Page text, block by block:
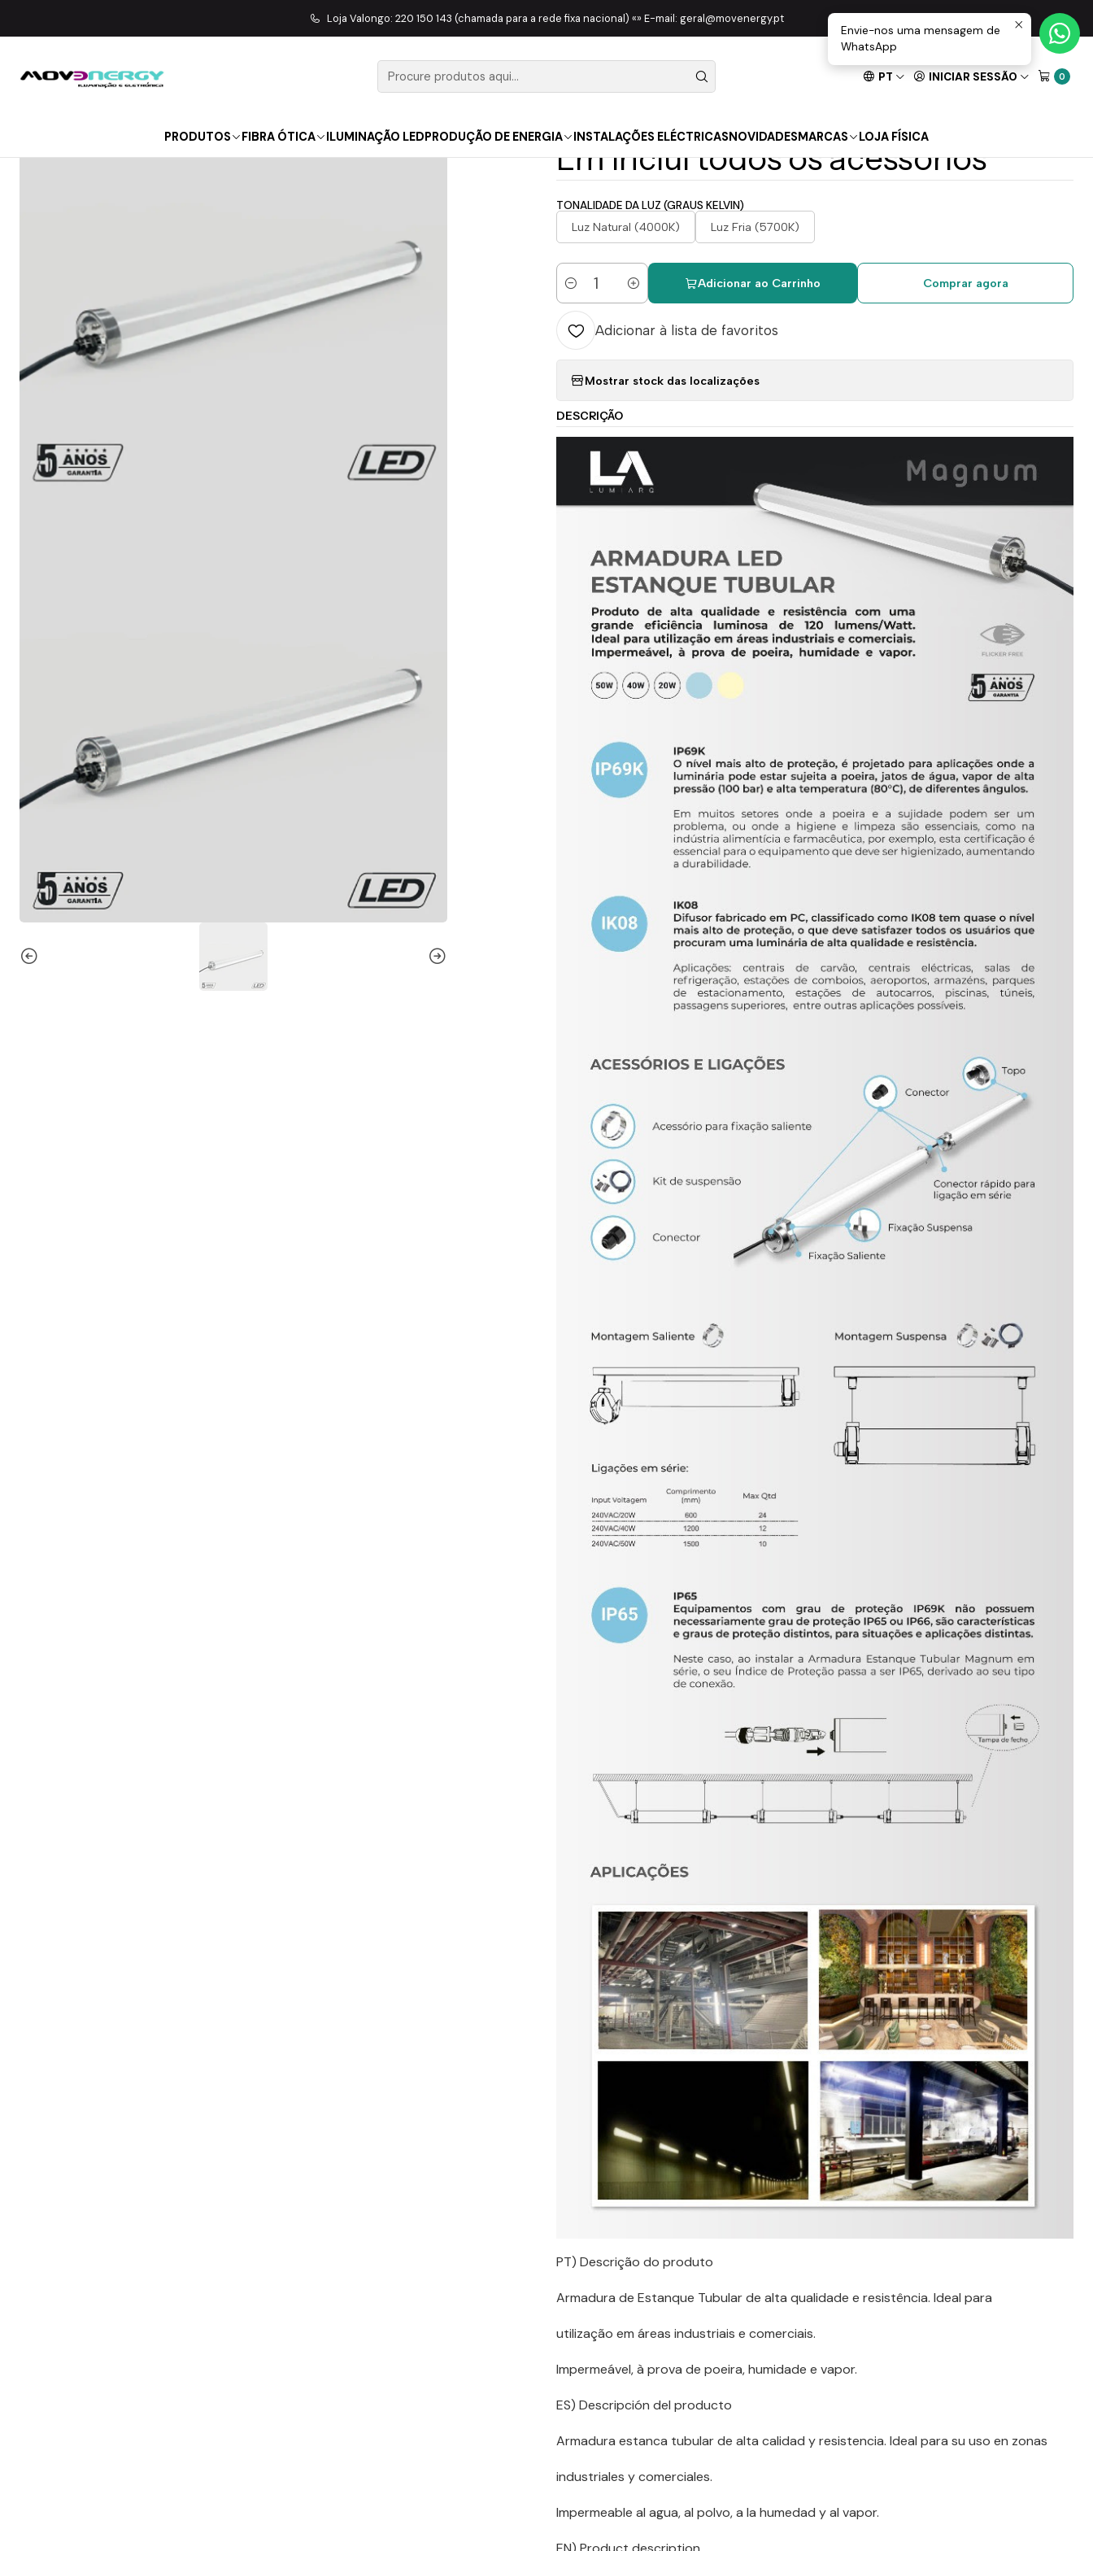
PT INICIAR SESSÃO 0
PRODUTOS FIBRA ÓTICA ILUMINAÇÃO LEDPRODUÇÃO DE ENERGIA INSTALAÇÕES ELÉCTRICASNOVIDADESMARCAS LOJA FÍSICA
Loja Valongo: 220 150 143 (chamada para a rede fixa nacional) «» E-mail: geral@movenergy.pt
ILUMINAÇÃO LED Armadura Estanque Tubular Magnum 40W 120cm IP69K 4800 Lm inclui todos os acessórios
Armadura Estanque Tubular
Magnum 40W 120cm IP69K 4800
Lm inclui todos os acessórios
TONALIDADE DA LUZ (GRAUS KELVIN)
Luz Natural (4000K) Luz Fria (5700K)
Quantidade
Adicionar ao Carrinho Comprar agora
Adicionar à lista de favoritos
Mostrar stock das localizações
DESCRIÇÃO
PT) Descrição do produto
Armadura de Estanque Tubular de alta qualidade e resistência. Ideal para
utilização em áreas industriais e comerciais.
Impermeável, à prova de poeira, humidade e vapor.
ES) Descripción del producto
Armadura estanca tubular de alta calidad y resistencia. Ideal para su uso en zonas
industriales y comerciales.
Impermeable al agua, al polvo, a la humedad y al vapor.
Envie-nos uma mensagem de
WhatsApp